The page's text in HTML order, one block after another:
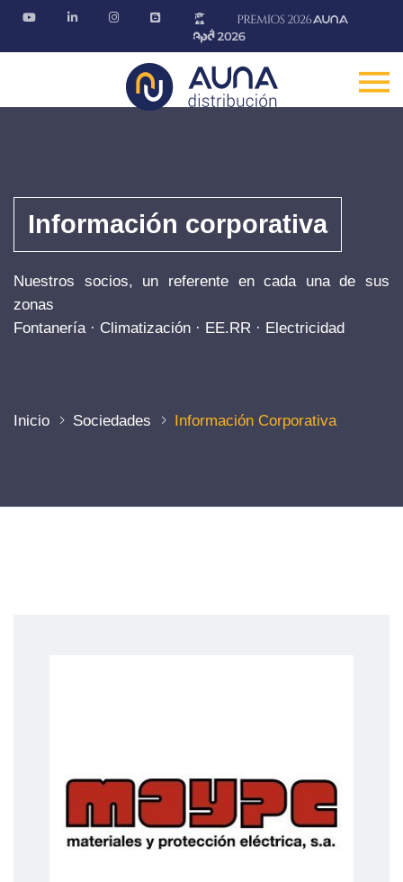
Información corporativa
Nuestros socios, un referente en cada una de sus
zonas
Fontanería · Climatización · EE.RR · Electricidad
Inicio Sociedades Información Corporativa